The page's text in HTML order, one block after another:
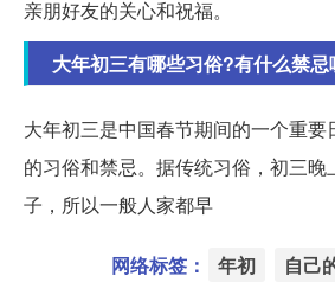
亲朋好友的关心和祝福。
大年初三有哪些习俗?有什么禁忌
大年初三是中国春节期间的一个重
的习俗和禁忌。据传统习俗，初三晚
子，所以一般人家都早
网络标签： 年初 自己